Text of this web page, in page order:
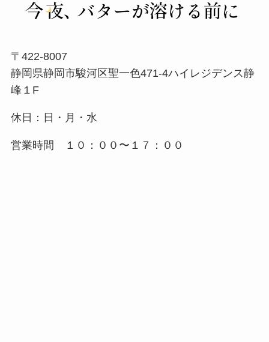
〒422-8007
静岡県静岡市駿河区聖一色471-4ハイレジデンス静
峰１F
休日：日・月・水
営業時間 １０：００〜１７：００